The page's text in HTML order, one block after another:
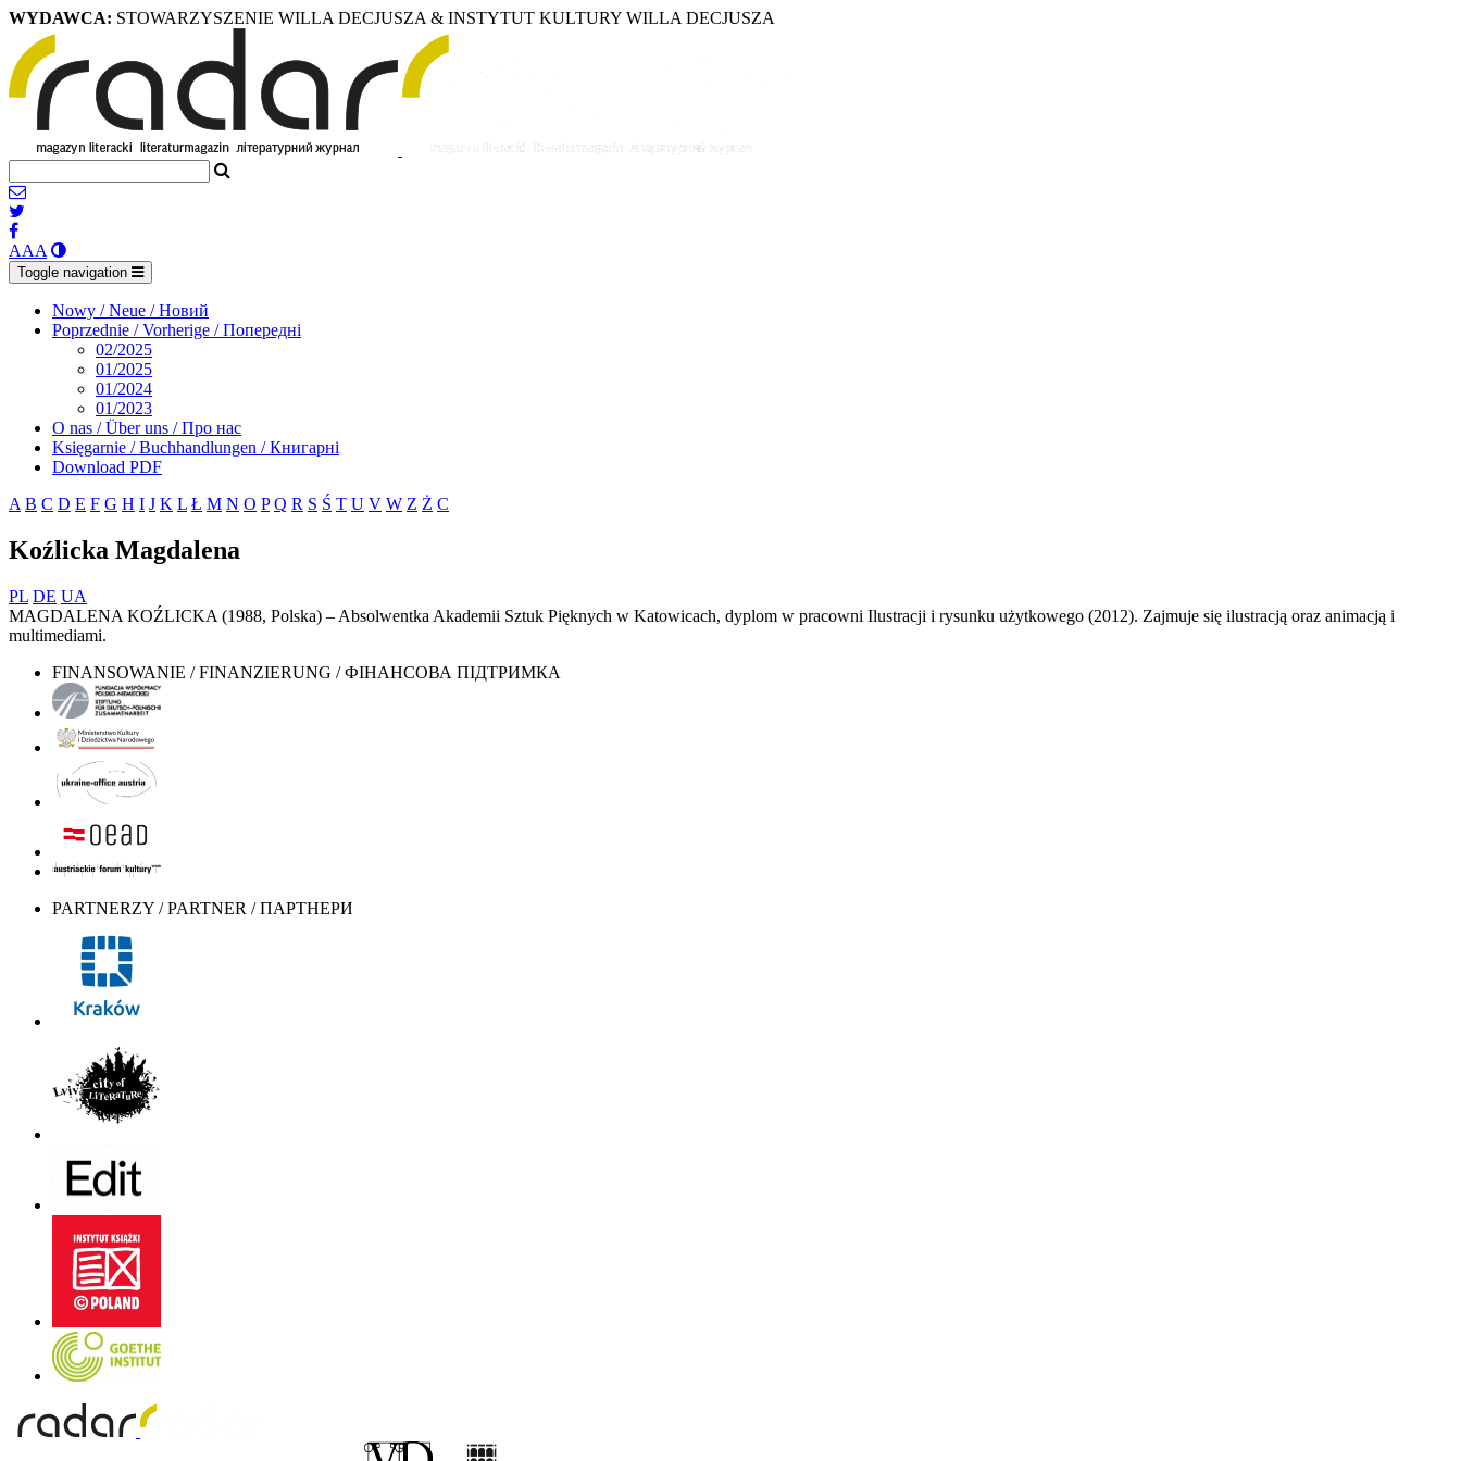
WYDAWCA: STOWARZYSZENIE WILLA DECJUSZA & INSTYTUT KULTURY WILLA DECJUSZA
AAA
Toggle navigation
Nowy / Neue / Новий
Poprzednie / Vorherige / Попередні
02/2025
01/2025
01/2024
01/2023
O nas / Über uns / Про нас
Księgarnie / Buchhandlungen / Книгарні
Download PDF
A B C D E F G H I J K L Ł M N O P Q R S Ś T U V W Z Ż С
Koźlicka Magdalena
PL DE UA
MAGDALENA KOŹLICKA (1988, Polska) – Absolwentka Akademii Sztuk Pięknych w Katowicach, dyplom w pracowni Ilustracji i rysunku użytkowego (2012). Zajmuje się ilustracją oraz animacją i
multimediami.
FINANSOWANIE / FINANZIERUNG / ФІНАНСОВА ПІДТРИМКА
PARTNERZY / PARTNER / ПАРТНЕРИ